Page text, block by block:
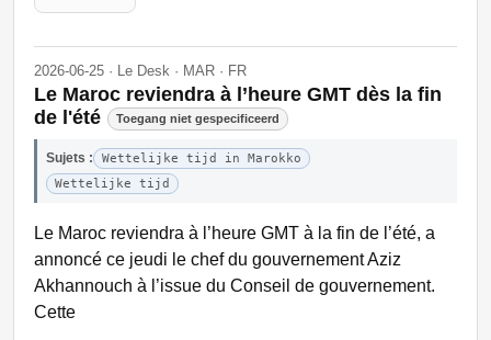
2026-06-25 · Le Desk · MAR · FR
Le Maroc reviendra à l’heure GMT dès la fin
de l'été
Toegang niet gespecificeerd
Sujets :
Wettelijke tijd in Marokko
Wettelijke tijd
Le Maroc reviendra à l’heure GMT à la fin de l’été, a
annoncé ce jeudi le chef du gouvernement Aziz
Akhannouch à l’issue du Conseil de gouvernement.
Cette